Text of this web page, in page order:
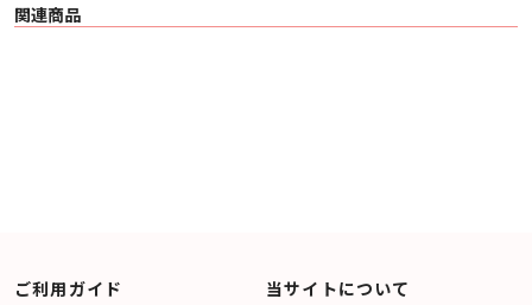
関連商品
ご利用ガイド 当サイトについて